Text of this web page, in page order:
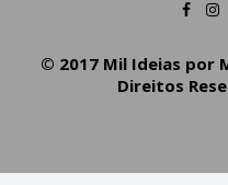
© 2017 Mil Ideias por
Direitos